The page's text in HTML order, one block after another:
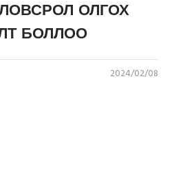
ОЛГОХ
БОЛЛОО
2024/02/08